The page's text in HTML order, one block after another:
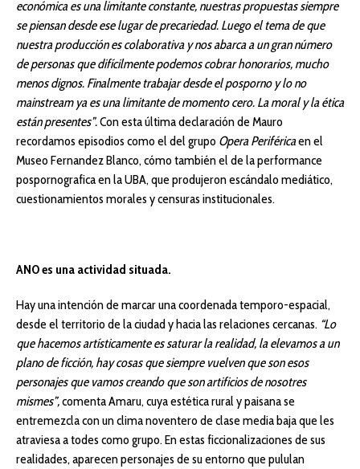
económica es una limitante constante, nuestras propuestas siempre
se piensan desde ese lugar de precariedad. Luego el tema de que
nuestra producción es colaborativa y nos abarca a un gran número
de personas que difícilmente podemos cobrar honorarios, mucho
menos dignos. Finalmente trabajar desde el posporno y lo no
mainstream ya es una limitante de momento cero. La moral y la ética
están presentes”.Con esta última declaración de Mauro
recordamos episodios como el del grupo Opera Periféricaen el
Museo Fernandez Blanco, cómo también el de la performance
pospornografica en la UBA, que produjeron escándalo mediático,
cuestionamientos morales y censuras institucionales.
ANO es una actividad situada.
Hay una intención de marcar una coordenada temporo-espacial,
desde el territorio de la ciudad y hacia las relaciones cercanas. “Lo
que hacemos artísticamente es saturar la realidad, la elevamos a un
plano de ficción, hay cosas que siempre vuelven que son esos
personajes que vamos creando que son artificios de nosotres
mismes”,comenta Amaru, cuya estética rural y paisana se
entremezcla con un clima noventero de clase media baja que les
atraviesa a todes como grupo. En estas ficcionalizaciones de sus
realidades, aparecen personajes de su entorno que pululan